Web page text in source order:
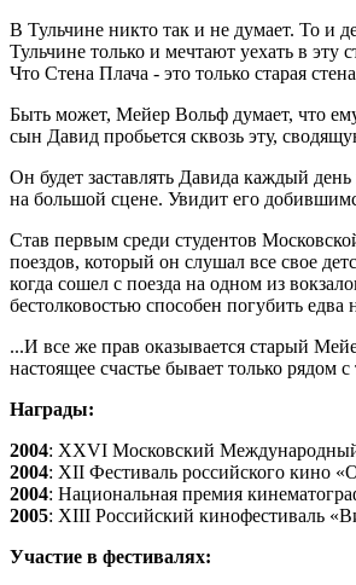
В Тульчине никто так и не думает. То и
Тульчине только и мечтают уехать в
Что Стена Плача - это только старая
Быть может, Мейер Вольф думает, что
сын Давид пробьется сквозь эту,
Он будет заставлять Давида каждый
на большой сцене. Увидит его
Став первым среди студентов
поездов, который он слушал все свое
когда сошел с поезда на одном из
бестолковостью способен погубить
...И все же прав оказывается старый
настоящее счастье бывает только рядом
Награды:
2004: XXVI Московский Международный
2004: XII Фестиваль российского кино
2004: Национальная премия
2005: XIII Российский кинофестиваль
Участие в фестивалях: